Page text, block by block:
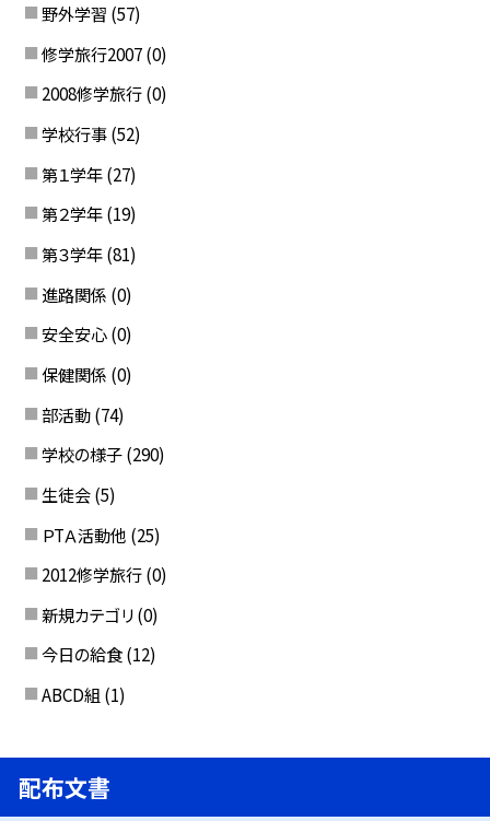
野外学習 (57)
修学旅行2007 (0)
2008修学旅行 (0)
学校行事 (52)
第１学年 (27)
第２学年 (19)
第３学年 (81)
進路関係 (0)
安全安心 (0)
保健関係 (0)
部活動 (74)
学校の様子 (290)
生徒会 (5)
ＰTＡ活動他 (25)
2012修学旅行 (0)
新規カテゴリ (0)
今日の給食 (12)
ABCD組 (1)
配布文書